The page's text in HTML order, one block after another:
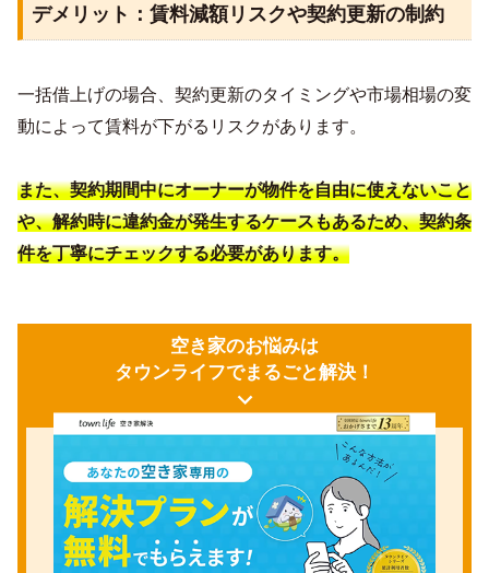
デメリット：賃料減額リスクや契約更新の制約
一括借上げの場合、契約更新のタイミングや市場相場の変
動によって賃料が下がるリスクがあります。
また、契約期間中にオーナーが物件を自由に使えないこと
や、解約時に違約金が発生するケースもあるため、契約条
件を丁寧にチェックする必要があります。
空き家のお悩みは
タウンライフでまるごと解決！